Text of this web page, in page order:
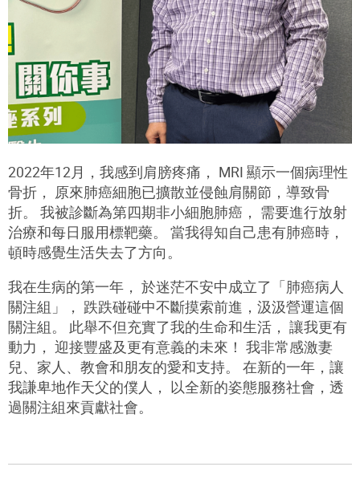
2022年12月，我感到肩膀疼痛， MRI 顯示一個病理性
骨折， 原來肺癌細胞已擴散並侵蝕肩關節，導致骨
折。 我被診斷為第四期非小細胞肺癌， 需要進行放射
治療和每日服用標靶藥。 當我得知自己患有肺癌時，
頓時感覺生活失去了方向。
我在生病的第一年， 於迷茫不安中成立了「肺癌病人
關注組」， 跌跌碰碰中不斷摸索前進，汲汲營運這個
關注組。 此舉不但充實了我的生命和生活， 讓我更有
動力， 迎接豐盛及更有意義的未來！ 我非常感激妻
兒、家人、教會和朋友的愛和支持。 在新的一年，讓
我謙卑地作天父的僕人， 以全新的姿態服務社會，透
過關注組來貢獻社會。